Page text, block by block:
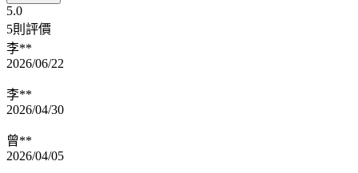
5.0
5則評價
李**
2026/06/22
李**
2026/04/30
曾**
2026/04/05